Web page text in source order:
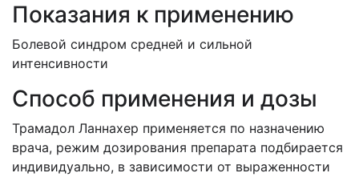
Показания к применению
Болевой синдром средней и сильной
интенсивности
Способ применения и дозы
Трамадол Ланнахер применяется по назначению
врача, режим дозирования препарата подбирается
индивидуально, в зависимости от выраженности